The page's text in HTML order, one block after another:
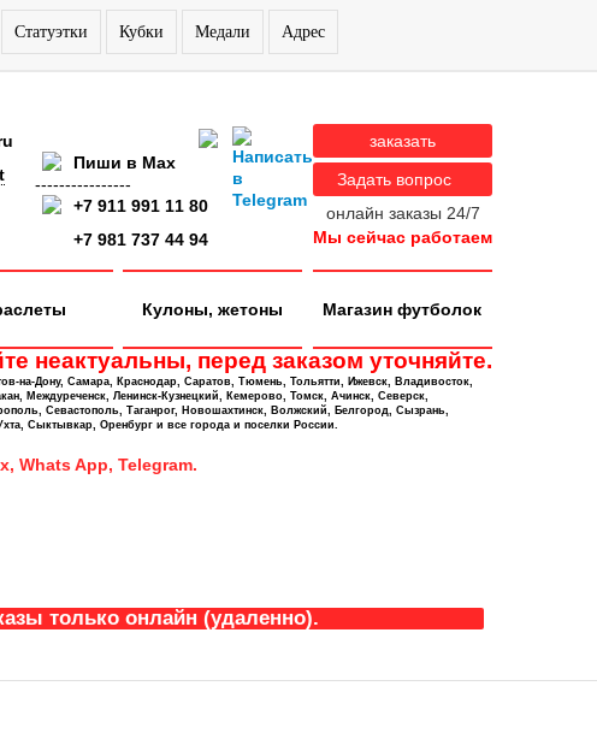
Статуэтки Кубки Медали Адрес
Пиши в Max
----------------
+7 911 991 11 80
+7 981 737 44 94
заказать
Задать вопрос
онлайн заказы 24/7
Мы сейчас работаем
Магазин футболок
Кулоны, жетоны
перед заказом уточняйте.
на-Дону, Самара, Краснодар, Саратов, Тюмень, Тольятти, Ижевск, Владивосток,
Междуреченск, Ленинск-Кузнецкий, Кемерово, Томск, Ачинск, Северск,
Севастополь, Таганрог, Новошахтинск, Волжский, Белгород, Сызрань,
Сыктывкар, Оренбург и все города и поселки России.
Whats App, Telegram.
только онлайн (удаленно).